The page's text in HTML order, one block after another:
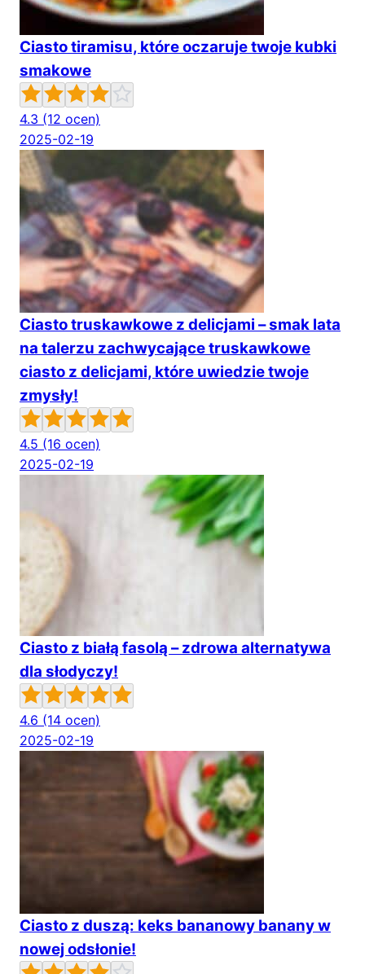
Ciasto tiramisu, które oczaruje twoje kubki
smakowe
4.3 (12 ocen)
2025-02-19
Ciasto truskawkowe z delicjami – smak lata
na talerzu zachwycające truskawkowe
ciasto z delicjami, które uwiedzie twoje
zmysły!
4.5 (16 ocen)
2025-02-19
Ciasto z białą fasolą – zdrowa alternatywa
dla słodyczy!
4.6 (14 ocen)
2025-02-19
Ciasto z duszą: keks bananowy banany w
nowej odsłonie!